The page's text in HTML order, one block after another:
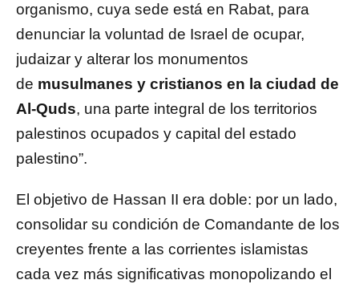
organismo, cuya sede está en Rabat, para
denunciar la voluntad de Israel de ocupar,
judaizar y alterar los monumentos
de musulmanes y cristianos en la ciudad de
Al-Quds, una parte integral de los territorios
palestinos ocupados y capital del estado
palestino”.
El objetivo de Hassan II era doble: por un lado,
consolidar su condición de Comandante de los
creyentes frente a las corrientes islamistas
cada vez más significativas monopolizando el